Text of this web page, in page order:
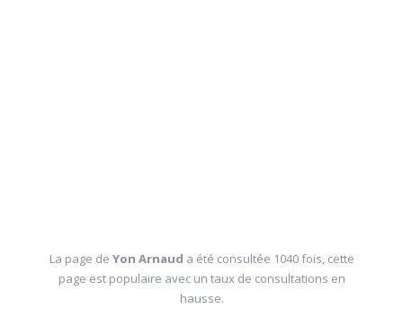
La page de Yon Arnaud a été consultée 1040 fois, cette
page est populaire avec un taux de consultations en
hausse.